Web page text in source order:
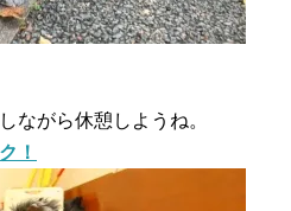
ながら休憩しようね。
！